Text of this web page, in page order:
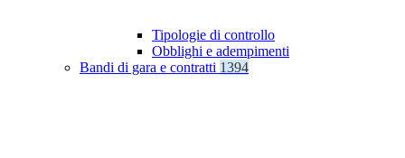
Tipologie di controllo
Obblighi e adempimenti
Bandi di gara e contratti 1394